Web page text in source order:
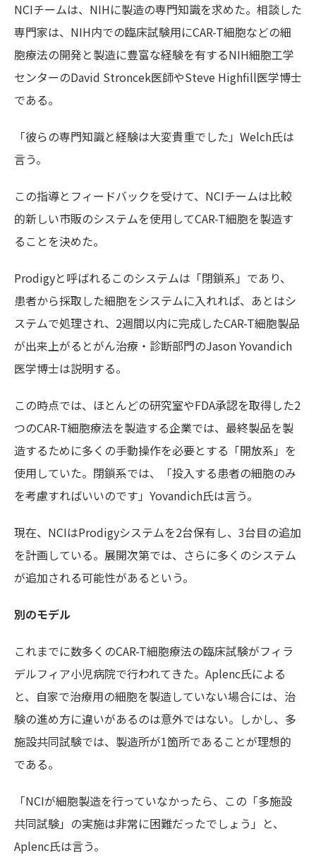
NCIチームは、 NIHに製造の専門知識を求めた。相談した
専門家は、 NIH内での臨床試験用にCAR-T細胞などの細
胞療法の開発と製造に豊富な経験を有するNIH細胞工学
センターのDavid Stroncek医師やSteve Highfill医学博士
である。
「彼らの専門知識と経験は大変貴重でした」 Welch氏は
言う。
この指導とフィードバックを受けて、 NCIチームは比較
的新しい市販のシステムを使用してCAR-T細胞を製造す
ることを決めた。
Prodigyと呼ばれるこのシステムは「閉鎖系」であり、
患者から採取した細胞をシステムに入れれば、あとはシ
ステムで処理され、 2週間以内に完成したCAR-T細胞製品
が出来上がるとがん治療・診断部門のJason Yovandich
医学博士は説明する。
この時点では、ほとんどの研究室やFDA承認を取得した2
つのCAR-T細胞療法を製造する企業では、最終製品を製
造するために多くの手動操作を必要とする「開放系」を
使用していた。閉鎖系では、「投入する患者の細胞のみ
を考慮すればいいのです」 Yovandich氏は言う。
現在、 NCIはProdigyシステムを2台保有し、 3台目の追加
を計画している。展開次第では、さらに多くのシステム
が追加される可能性があるという。
別のモデル
これまでに数多くのCAR-T細胞療法の臨床試験がフィラ
デルフィア小児病院で行われてきた。 Aplenc氏による
と、自家で治療用の細胞を製造していない場合には、治
験の進め方に違いがあるのは意外ではない。しかし、多
施設共同試験では、製造所が1箇所であることが理想的
である。
「NCIが細胞製造を行っていなかったら、この「多施設
共同試験」の実施は非常に困難だったでしょう」と、
Aplenc氏は言う。